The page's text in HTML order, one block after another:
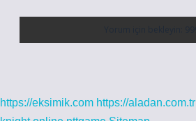
https://eksimik.com https://aladan.com.tr